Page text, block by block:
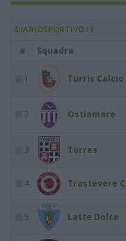
DIARIOSPORTIVO.IT
#
Squadra
1 Turris Calcio
2 Ostiamare
3 Torres
4 Trastevere
5 Latte Dolce